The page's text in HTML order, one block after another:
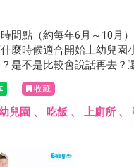
間點（約每年6月～10月
麼時候適合開始上幼兒園
是不是比較會說話再去？
收藏
兒園 、 吃飯 、 上廁所 、